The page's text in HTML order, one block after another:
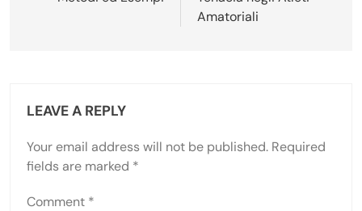
Amatoriali
LEAVE A REPLY
Your email address will not be published. Required
fields are marked *
Comment *